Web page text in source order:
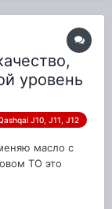
уровень
J10, J11, J12
масло с
ТО это